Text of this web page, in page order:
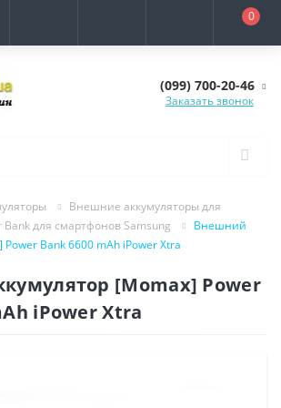
0
(099) 700-20-46
Заказать звонок
Внешние аккумуляторы для
Bank для смартфонов Samsung
Внешний
Bank 6600 mAh iPower Xtra
[Momax] Power
iPower Xtra